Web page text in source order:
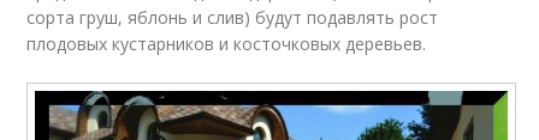
сорта груш, яблонь и слив) будут подавлять рост
плодовых кустарников и косточковых деревьев.